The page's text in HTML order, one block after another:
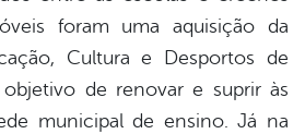
foram uma aquisição da
Cultura e Desportos de
de renovar e suprir às
municipal de ensino. Já na